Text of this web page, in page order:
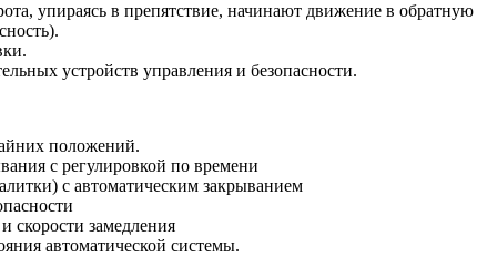
упираясь в препятствие, начинают движение в обратную
устройств управления и безопасности.
положений.
с регулировкой по времени
с автоматическим закрыванием
скорости замедления
автоматической системы.